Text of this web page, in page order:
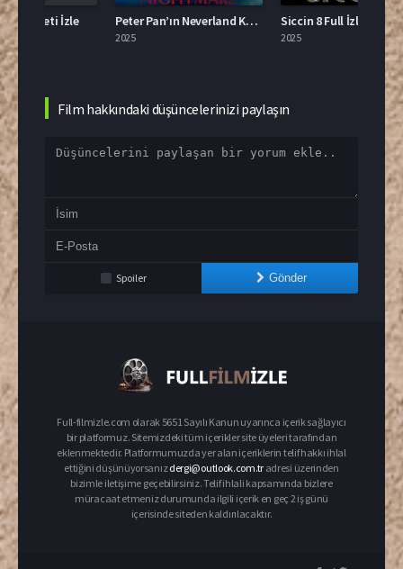
Peter Pan’ın Neverland Kabusu Türkçe Dublaj İzle Siccin 8 Full İzle
2026
Film hakkındaki düşüncelerinizi paylaşın
Spoiler Gönder
Full-filmizle.com olarak 5651 Sayılı Kanun uyarınca içerik sağlayıcı
bir platformuz. Sitemizdeki tüm içerikler site üyeleri tarafından
eklenmektedir. Platformumuzda yer alan içeriklerin telif hakkı ihlal
ettiğini düşünüyorsanızdergi@outlook.com.tr adresi üzerinden
bizimle iletişime geçebilirsiniz. Telif ihlali kapsamında bizlere
müracaat etmeniz durumunda ilgili içerik en geç 2 iş günü
içerisinde siteden kaldırılacaktır.